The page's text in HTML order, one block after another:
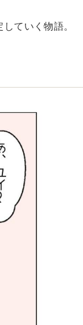
ていく物語。